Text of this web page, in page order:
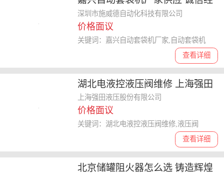
营 深圳市施威德自动化科技供应
深圳市施威德自动化科技有限公司
价格面议
查看详细
关键词：嘉兴自动套袋机厂家,自动套袋机
湖北电液控液压阀维修 上海强田
液压供应
上海强田液压股份有限公司
价格面议
查看详细
关键词：湖北电液控液压阀维修,液压阀
北京储罐阻火器怎么选 铸造辉煌